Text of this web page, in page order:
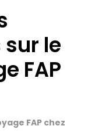
le
FAP
FAP chez